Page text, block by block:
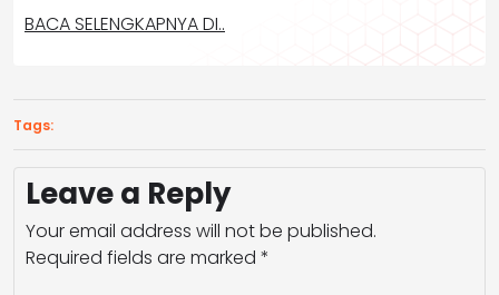
BACA SELENGKAPNYA DI..
Tags:
Leave a Reply
Your email address will not be published.
Required fields are marked *